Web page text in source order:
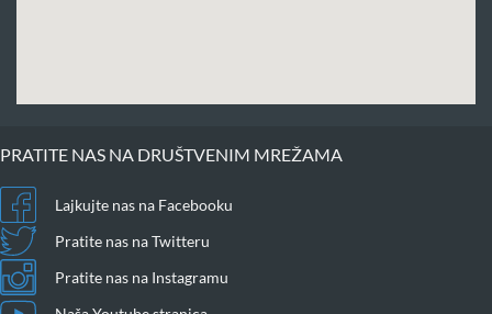
PRATITE NAS NA DRUŠTVENIM MREŽAMA
Lajkujte nas na Facebooku
Pratite nas na Twitteru
Pratite nas na Instagramu